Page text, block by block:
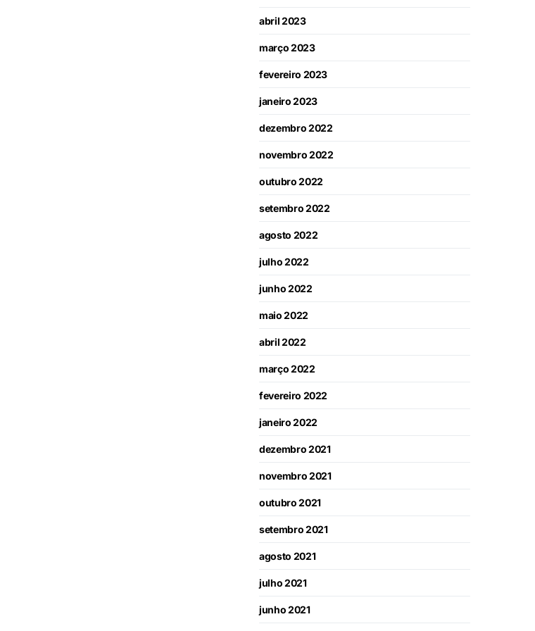
abril 2023
março 2023
fevereiro 2023
janeiro 2023
dezembro 2022
novembro 2022
outubro 2022
setembro 2022
agosto 2022
julho 2022
junho 2022
maio 2022
abril 2022
março 2022
fevereiro 2022
janeiro 2022
dezembro 2021
novembro 2021
outubro 2021
setembro 2021
agosto 2021
julho 2021
junho 2021